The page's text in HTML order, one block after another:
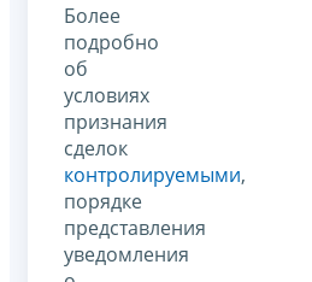
Более
подробно
об
условиях
признания
сделок
контролируемыми,
порядке
представления
уведомления